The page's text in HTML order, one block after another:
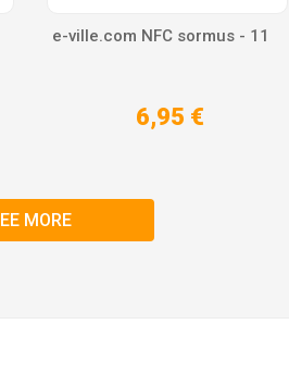
e-ville.com NFC sormus - 11
6,95 €
MORE